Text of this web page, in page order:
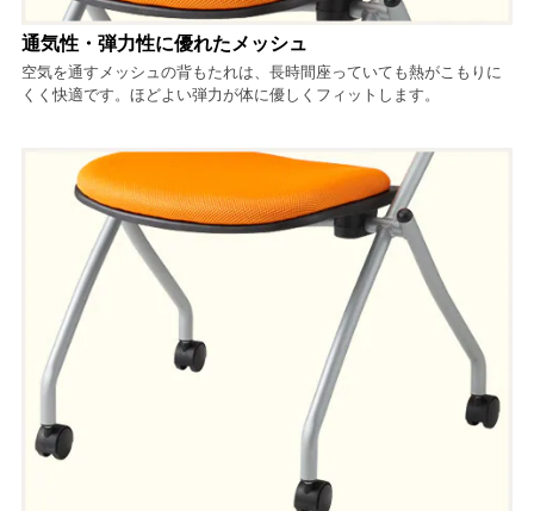
通気性・弾力性に優れたメッシュ
空気を通すメッシュの背もたれは、長時間座っていても熱がこもりに
くく快適です。ほどよい弾力が体に優しくフィットします。